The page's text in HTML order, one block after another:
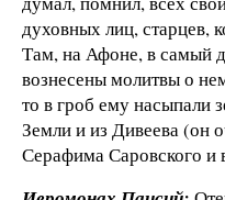
духовных лиц, старцев,
Там, на Афоне, в самый
вознесены молитвы о
то в гроб ему насыпали
Земли и из Дивеева (он
Серафима Саровского